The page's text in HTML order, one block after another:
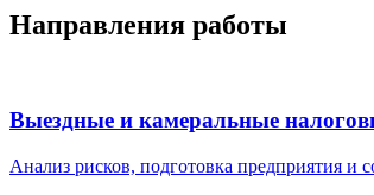
Направления работы
Выездные и камеральные
Анализ рисков, подготовка предприятия и